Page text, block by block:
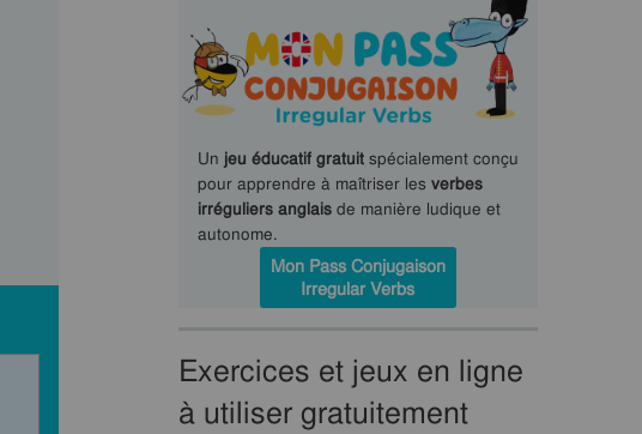
Un jeu éducatif gratuitspécialement conçu
pour apprendre à maîtriser les verbes
irréguliers anglaisde manière ludique et
autonome.
Mon Pass Conjugaison
Irregular Verbs
Exercices et jeux en ligne
à utiliser gratuitement